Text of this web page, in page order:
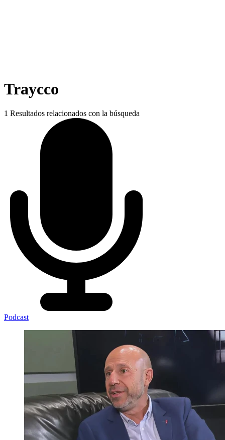
Traycco
1 Resultados relacionados con la búsqueda
Podcast